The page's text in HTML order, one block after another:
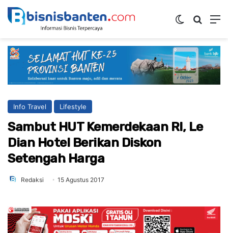
Switch skin
Info Travel Lifestyle
Sambut HUT Kemerdekaan RI, Le
Dian Hotel Berikan Diskon
Setengah Harga
Redaksi 15 Agustus 2017